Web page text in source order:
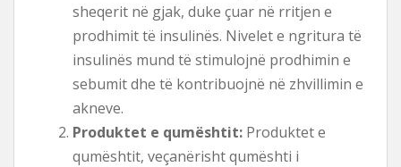
sheqerit në gjak, duke çuar në rritjen e
prodhimit të insulinës. Nivelet e ngritura të
insulinës mund të stimulojnë prodhimin e
sebumit dhe të kontribuojnë në zhvillimin e
akneve.
Produktet e qumështit: Produktet e
qumështit, veçanërisht qumështi i